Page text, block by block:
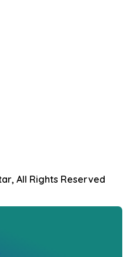
All Rights Reserved